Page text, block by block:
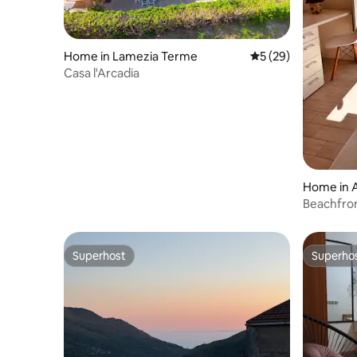
Home in Lamezia Terme 5 out of 5 average
5 (29)
Casa l'Arcadia
Home in
Superhost
Superhost